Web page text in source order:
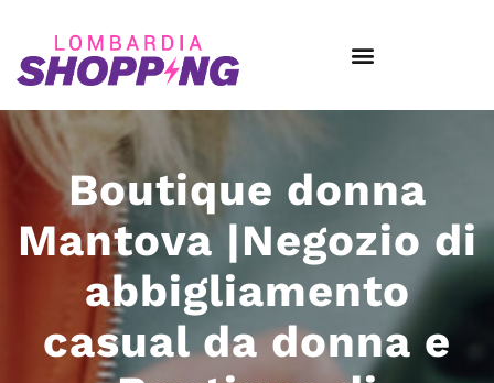
Boutique donna
Mantova |Negozio di
abbigliamento
casual da donna e